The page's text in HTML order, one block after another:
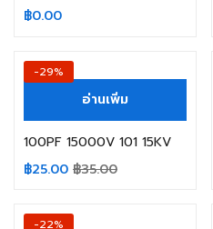
฿0.00
-29%
อ่านเพิ่ม
100PF 15000V 101 15KV
฿25.00 ฿35.00
-22%